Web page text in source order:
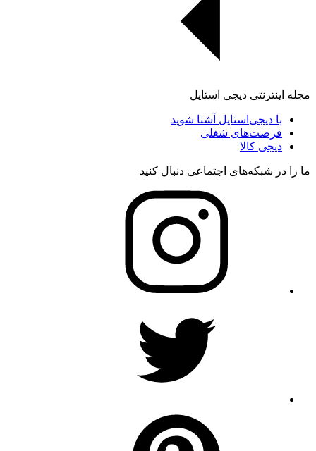
مجله اینترنتی دیجی استایل
با دیجی‌استایل آشنا شوید
فرصت‌های شغلی
دیجی کالا
ما را در شبکه‌های اجتماعی دنبال کنید